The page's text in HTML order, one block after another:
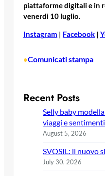
piattaforme digitali e in
venerdì 10 luglio.
Instagram | Facebook |
•Comunicati stampa
Recent Posts
Selly baby
viaggi e
August 5, 2026
SVOSIL: il nuovo
July 30, 2026